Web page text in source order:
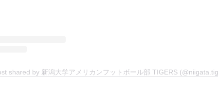
shared by 新潟大学アメリカンフットボール部 TIGERS